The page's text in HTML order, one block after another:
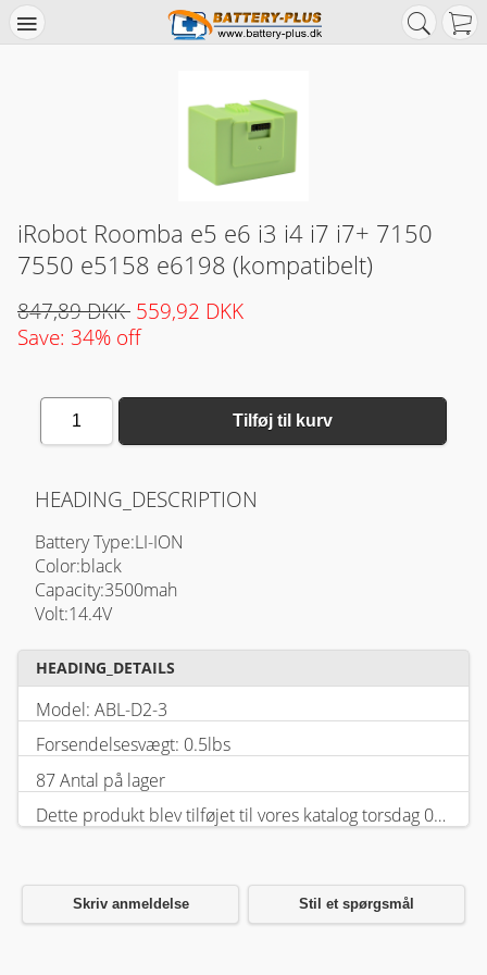
iRobot Roomba e5 e6 i3 i4 i7 i7+ 7150
7550 e5158 e6198 (kompatibelt)
847,89 DKK 559,92 DKK
Save: 34% off
1 Tilføj til kurv
HEADING_DESCRIPTION
Battery Type:LI-ION
Color:black
Capacity:3500mah
Volt:14.4V
HEADING_DETAILS
Model: ABL-D2-3
Forsendelsesvægt: 0.5lbs
87 Antal på lager
Dette produkt blev tilføjet til vores katalog torsdag 05 februar, 2026.
Skriv anmeldelse Stil et spørgsmål